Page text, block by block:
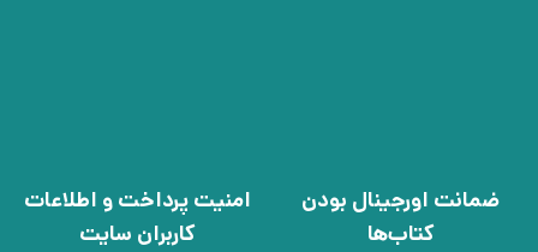
ضمانت اورجینال بودن
کتاب‌ها
امنیت پرداخت و اطلاعات
کاربران سایت